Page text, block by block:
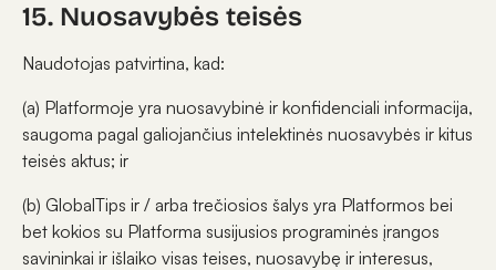
15. Nuosavybės teisės
Naudotojas patvirtina, kad:
(a) Platformoje yra nuosavybinė ir konfidenciali informacija,
saugoma pagal galiojančius intelektinės nuosavybės ir kitus
teisės aktus; ir
(b) GlobalTips ir / arba trečiosios šalys yra Platformos bei
bet kokios su Platforma susijusios programinės įrangos
savininkai ir išlaiko visas teises, nuosavybę ir interesus,